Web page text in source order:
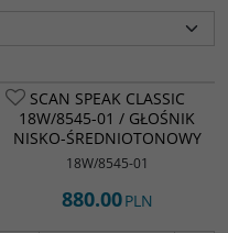
SCAN SPEAK CLASSIC
18W/8545-01 / GŁOŚNIK
NISKO-ŚREDNIOTONOWY
18W/8545-01
880.00PLN